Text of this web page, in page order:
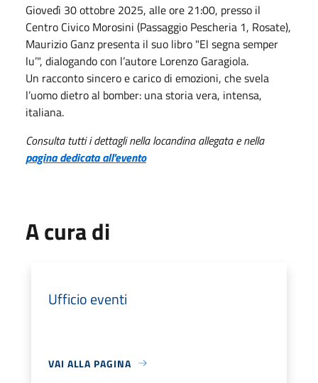
Giovedì 30 ottobre 2025, alle ore 21:00, presso il
Centro Civico Morosini (Passaggio Pescheria 1, Rosate),
Maurizio Ganz presenta il suo libro "El segna semper
lu’", dialogando con l’autore Lorenzo Garagiola.
Un racconto sincero e carico di emozioni, che svela
l’uomo dietro al bomber: una storia vera, intensa,
italiana.
Consulta tutti i dettagli nella locandina allegata e nella
pagina dedicata all'evento
A cura di
Ufficio eventi
VAI ALLA PAGINA